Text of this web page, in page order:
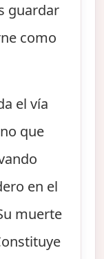
guardar
como
el vía
que
en el
muerte